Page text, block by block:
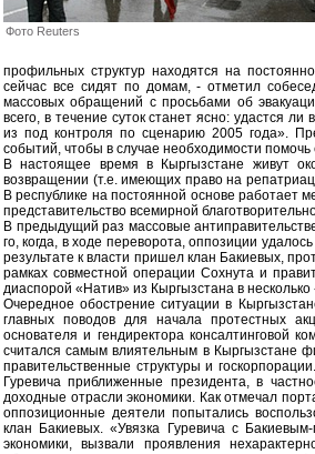
Фото Reuters
профильных структур находятся на
сейчас все сидят по домам, - отметил
массовых обращений с просьбами об
всего, в течение суток станет ясно: удастся
из под контроля по сценарию 2005 года».
событий, чтобы в случае необходимости
В настоящее время в Кыргызстане живут
возвращении (т.е. имеющих право на
В республике на постоянной основе работает
представительство всемирной
В предыдущий раз массовые
го, когда, в ходе переворота, оппозиции
результате к власти пришел клан Бакиевых,
рамках совместной операции Сохнута и
диаспорой «Натив» из Кыргызстана в
Очередное обострение ситуации в
главных поводов для начала протестных
основателя и гендиректора консалтинговой
считался самым влиятельным в Кыргызстане
правительственные структуры и
Гуревича приближенные президента, в
доходные отрасли экономики. Как отмечал
оппозиционные деятели попытались
клан Бакиевых. «Увязка Гуревича с
экономики, вызвали проявления